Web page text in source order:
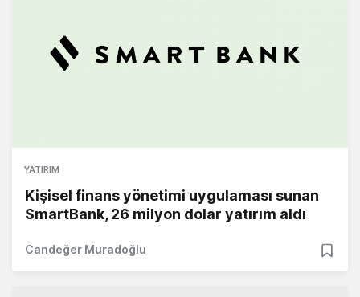
YATIRIM
Kişisel finans yönetimi uygulaması sunan
SmartBank, 26 milyon dolar yatırım aldı
Candeğer Muradoğlu